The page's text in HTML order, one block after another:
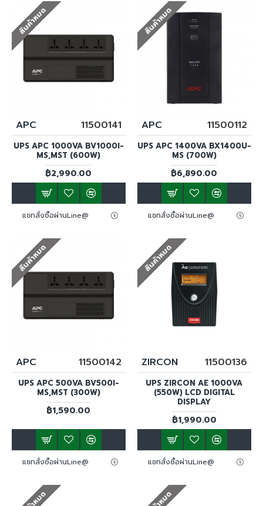
สินค้าหมด
APC 11500141
UPS APC 1000VA BV1000I-
MS,MST (600W)
฿2,990.00
แชทสั่งซื้อผ่านLine@
สินค้าหมด
APC 11500112
UPS APC 1400VA BX1400U-
MS (700W)
฿6,890.00
แชทสั่งซื้อผ่านLine@
สินค้าหมด
APC 11500142
UPS APC 500VA BV500I-
MS,MST (300W)
฿1,590.00
แชทสั่งซื้อผ่านLine@
สินค้าหมด
ZIRCON 11500136
UPS ZIRCON AE 1000VA
(550W) LCD DIGITAL
DISPLAY
฿1,990.00
แชทสั่งซื้อผ่านLine@